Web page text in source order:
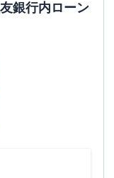
銀行内ローン